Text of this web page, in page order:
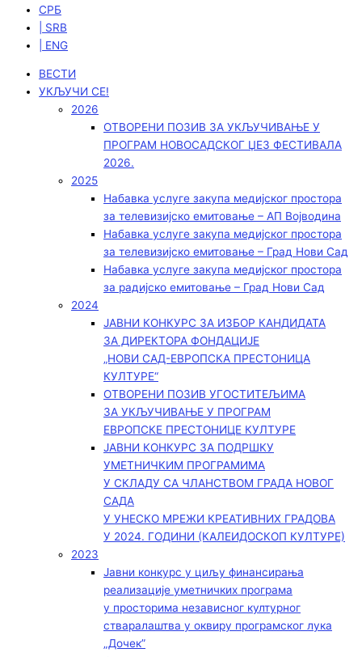
СРБ
| SRB
| ENG
ВЕСТИ
УКЉУЧИ СЕ!
2026
ОТВОРЕНИ ПОЗИВ ЗА УКЉУЧИВАЊЕ У
ПРОГРАМ НОВОСАДСКОГ ЏЕЗ ФЕСТИВАЛА
2026.
2025
Набавка услуге закупа медијског простора
за телевизијско емитовање – АП Војводинa
Набавка услуге закупа медијског простора
за телевизијско емитовање – Град Нови Сад
Набавка услуге закупа медијског простора
за радијско емитовање – Град Нови Сад
2024
ЈАВНИ КОНКУРС ЗА ИЗБОР КАНДИДАТА
ЗА ДИРЕКТОРА ФОНДАЦИЈЕ
„НОВИ САД-ЕВРОПСКА ПРЕСТОНИЦА
КУЛТУРЕ“
ОТВОРЕНИ ПОЗИВ УГОСТИТЕЉИМА
ЗА УКЉУЧИВАЊЕ У ПРОГРАМ
ЕВРОПСКЕ ПРЕСТОНИЦЕ КУЛТУРЕ
ЈАВНИ КОНКУРС ЗА ПОДРШКУ
УМЕТНИЧКИМ ПРОГРАМИМА
У СКЛАДУ СА ЧЛАНСТВОМ ГРАДА НОВОГ
САДА
У УНЕСКО МРЕЖИ КРЕАТИВНИХ ГРАДОВА
У 2024. ГОДИНИ (КАЛЕИДОСКОП КУЛТУРЕ)
2023
Јавни конкурс у циљу финансирања
реализације уметничких програма
у просторима независног културног
стваралаштва у оквиру програмског лука
„Дочек”